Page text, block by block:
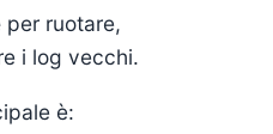
per ruotare,
i log vecchi.
è: